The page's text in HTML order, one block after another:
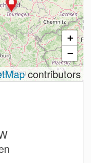
+
−
contributors